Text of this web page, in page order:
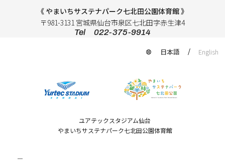
《 やまいちサステナパーク七北田公園体育館 》
〒981-3131 宮城県仙台市泉区七北田字赤生津4
Tel 022-375-9914
日本語 English
ユアテックスタジアム仙台
やまいちサステナパーク七北田公園体育館